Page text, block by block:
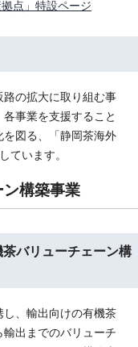
点」特設ページ
の拡大に取り組む事
事業を支援すること
図る、「静岡茶海外
ています。
ン構築事業
茶バリューチェーン構
、輸出向けの有機茶
出までのバリューチ